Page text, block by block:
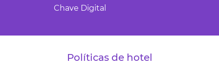
Chave Digital
Políticas de hotel